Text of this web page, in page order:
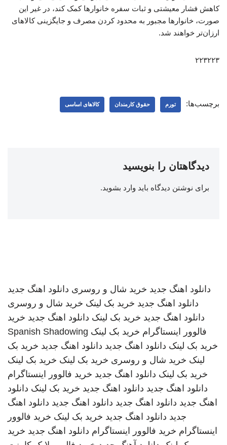
کاهش فشار معیشتی و ثبات سفره خانوارها کمک کند، در غیر این
صورت، خانوارها مجبور به محدود کردن مصرف و جایگزینی کالاهای
ارزان‌تر خواهند شد.
۲۲۳۲۲۳
برچسب‌ها: تورم حقوق کارمندان کالاهای اساسی
دیدگاهتان را بنویسید
برای نوشتن دیدگاه باید وارد بشوید.
دانلود اهنگ جدید خرید شال و روسری دانلود اهنگ جدید
دانلود اهنگ جدید خرید بک لینک خرید شال و روسری
دانلود اهنگ جدید خرید بک لینک دانلود اهنگ جدید خرید
فالوور اینستاگرام خرید بک لینک Spanish Shadowing
خرید بک لینک دانلود اهنگ جدید دانلود اهنگ جدید خرید بک
لینک خرید شال و روسری خرید بک لینک خرید بک لینک
خرید بک لینک دانلود اهنگ جدید خرید فالوور اینستاگرام
دانلود اهنگ جدید دانلود اهنگ جدید خرید بک لینک دانلود
اهنگ جدید دانلود اهنگ جدید دانلود اهنگ جدید دانلود اهنگ
جدید دانلود اهنگ جدید خرید بک لینک خرید فالوور
اینستاگرام خرید فالوور اینستاگرام دانلود اهنگ جدید خرید